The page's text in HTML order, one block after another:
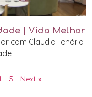
| Vida Melhor
com Claudia Tenório
5 Next »